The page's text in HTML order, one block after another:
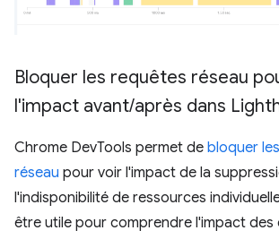
Bloquer les requêtes réseau
l'impact avant/après dans
Chrome DevTools permet de bloquer
réseau pour voir l'impact de la
l'indisponibilité de ressources
être utile pour comprendre l'impact des